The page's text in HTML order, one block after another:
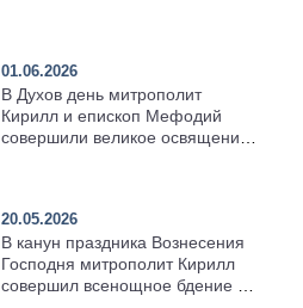
01.06.2026
В Духов день митрополит
Кирилл и епископ Мефодий
совершили великое освящение
20.05.2026
В канун праздника Вознесения
Господня митрополит Кирилл
совершил всенощное бдение в